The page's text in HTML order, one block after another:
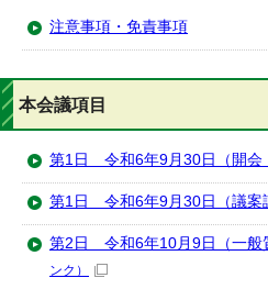
注意事項・免責事項
本会議項目
第1日 令和6年9月30日（開会
第1日 令和6年9月30日（議案
第2日 令和6年10月9日（一
ンク）